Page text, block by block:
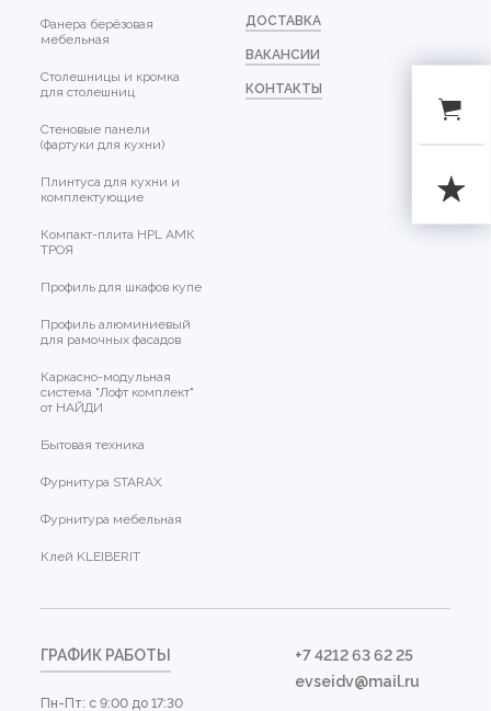
Фанера берёзовая
мебельная
Столешницы и кромка
для столешниц
Стеновые панели
(фартуки для кухни)
Плинтуса для кухни и
комплектующие
Компакт-плита HPL АМК
ТРОЯ
Профиль для шкафов купе
Профиль алюминиевый
для рамочных фасадов
Каркасно-модульная
система "Лофт комплект"
от НАЙДИ
Бытовая техника
Фурнитура STARAX
Фурнитура мебельная
Клей KLEIBERIT
ДОСТАВКА
ВАКАНСИИ
КОНТАКТЫ
ГРАФИК РАБОТЫ
Пн-Пт: с 9:00 до 17:30
+7 4212 63 62 25
evseidv@mail.ru